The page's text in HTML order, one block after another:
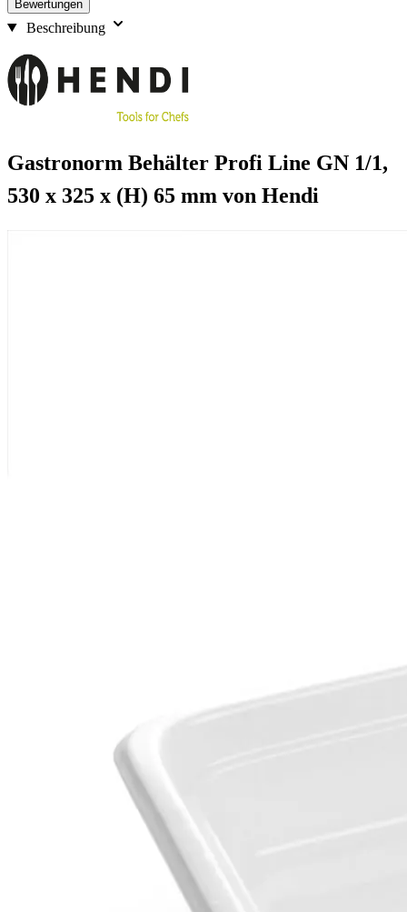
Bewertungen
Beschreibung
Gastronorm Behälter Profi Line GN 1/1,
530 x 325 x (H) 65 mm von Hendi